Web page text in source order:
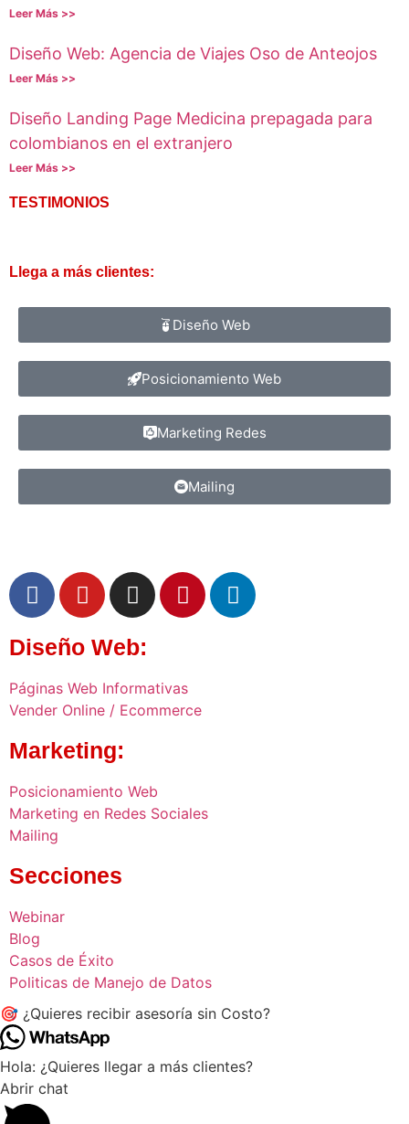
Leer Más >>
Diseño Web: Agencia de Viajes Oso de Anteojos
Leer Más >>
Diseño Landing Page Medicina prepagada para
colombianos en el extranjero
Leer Más >>
TESTIMONIOS
Llega a más clientes:
Diseño Web
Posicionamiento Web
Marketing Redes
Mailing
Diseño Web:
Páginas Web Informativas
Vender Online / Ecommerce
Marketing:
Posicionamiento Web
Marketing en Redes Sociales
Mailing
Secciones
Webinar
Blog
Casos de Éxito
Politicas de Manejo de Datos
🎯 ¿Quieres recibir asesoría sin Costo?
Hola: ¿Quieres llegar a más clientes?
Abrir chat